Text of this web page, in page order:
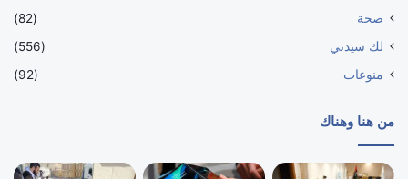
صحة
(82)
لك سيدتي
(556)
منوعات
(92)
من هنا وهناك